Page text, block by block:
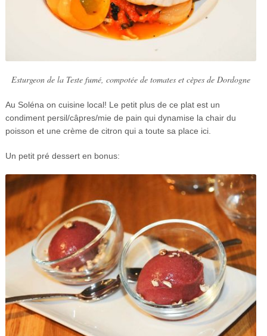
Esturgeon de la Teste fumé, compotée de tomates et cèpes de Dordogne
Au Soléna on cuisine local! Le petit plus de ce plat est un
condiment persil/câpres/mie de pain qui dynamise la chair du
poisson et une crème de citron qui a toute sa place ici.
Un petit pré dessert en bonus: